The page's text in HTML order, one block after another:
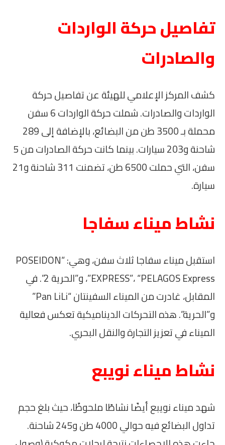
تفاصيل حركة الواردات
والصادرات
كشف المركز الإعلامي للهيئة عن تفاصيل حركة
الواردات والصادرات. شملت حركة الواردات 6 سفن
محملة بـ 3500 طن من البضائع، بالإضافة إلى 289
شاحنة و203 سيارات. بينما كانت حركة الصادرات من 5
سفن، التي حملت 6500 طن، تضمنت 311 شاحنة و21
سيارة.
نشاط ميناء سفاجا
استقبل ميناء سفاجا ثلاث سفن، وهي: “POSEIDON
EXPRESS”، “PELAGOS Express”، و”الحرية 2”. في
المقابل، غادرت من الميناء السفينتان “Pan LiLi”
و”الحرية”. هذه التحركات الديناميكية تعكس فعالية
الميناء في تعزيز التجارة والنقل البحري.
نشاط ميناء نويبع
شهد ميناء نويبع أيضًا نشاطًا ملحوظًا، حيث بلغ حجم
تداول البضائع فيه حوالي 4000 طن و245 شاحنة.